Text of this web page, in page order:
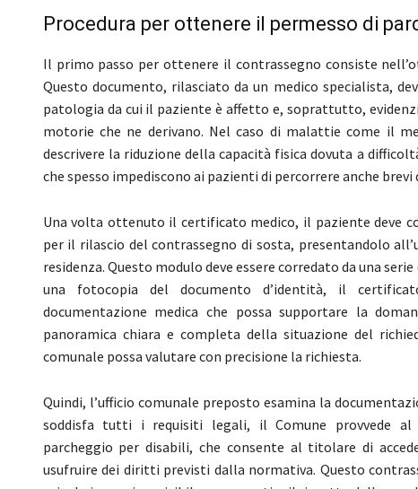
Procedura per ottenere il permesso di
Il primo passo per ottenere il contrassegno consiste
Questo documento, rilasciato da un medico specialista,
patologia da cui il paziente è affetto e, soprattutto,
motorie che ne derivano. Nel caso di malattie come il
descrivere la riduzione della capacità fisica dovuta a
che spesso impediscono ai pazienti di percorrere anche brevi
Una volta ottenuto il certificato medico, il paziente deve
per il rilascio del contrassegno di sosta, presentandolo
residenza. Questo modulo deve essere corredato da una
una fotocopia del documento d’identità, il
documentazione medica che possa supportare la
panoramica chiara e completa della situazione del
comunale possa valutare con precisione la richiesta.
Quindi, l’ufficio comunale preposto esamina la
soddisfa tutti i requisiti legali, il Comune provvede al
parcheggio per disabili, che consente al titolare di
usufruire dei diritti previsti dalla normativa. Questo